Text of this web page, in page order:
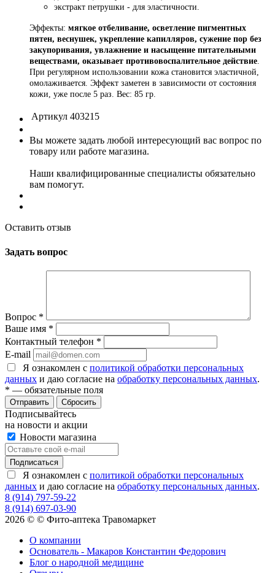
экстракт петрушки - для эластичности.
Эффекты: мягкое отбеливание, осветление пигментных
пятен, веснушек, укрепление капилляров, сужение пор без
закупоривания, увлажнение и насыщение питательными
веществами, оказывает противовоспалительное действие.
При регулярном использовании кожа становится эластичной,
омолаживается. Эффект заметен в зависимости от состояния
кожи, уже после 5 раз. Вес: 85 гр.
Артикул 403215
Вы можете задать любой интересующий вас вопрос по
товару или работе магазина.
Наши квалифицированные специалисты обязательно
вам помогут.
Оставить отзыв
Задать вопрос
Вопрос *
Ваше имя *
Контактный телефон *
E-mail
Я ознакомлен с политикой обработки персональных
данных и даю согласие на обработку персональных данных.
* — обязательные поля
Сбросить
Подписывайтесь
на новости и акции
Новости магазина
Я ознакомлен с политикой обработки персональных
данных и даю согласие на обработку персональных данных.
8 (914) 797-59-22
8 (914) 697-03-90
2026 © © Фито-аптека Травомаркет
О компании
Основатель - Макаров Константин Федорович
Блог о народной медицине